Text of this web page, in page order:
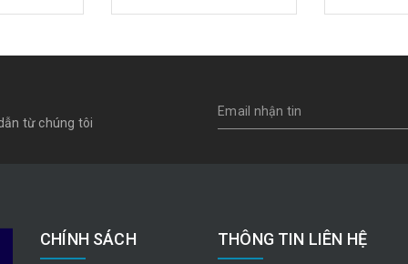
từ chúng tôi
CHÍNH SÁCH THÔNG TIN LIÊN HỆ